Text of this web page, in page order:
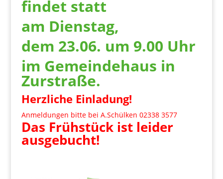
findet statt
am Dienstag,
dem 23.06. um 9.00 Uhr
im Gemeindehaus in
Zurstraße.
Herzliche Einladung!
Anmeldungen bitte bei A.Schülken 02338 3577
Das Frühstück ist leider
ausgebucht!